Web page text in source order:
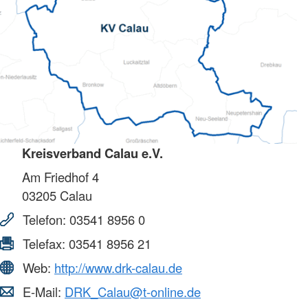
Kreisverband Calau e.V.
Am Friedhof 4
03205 Calau
Telefon: 03541 8956 0
Telefax: 03541 8956 21
Web: http://www.drk-calau.de
E-Mail: DRK_Calau@t-online.de